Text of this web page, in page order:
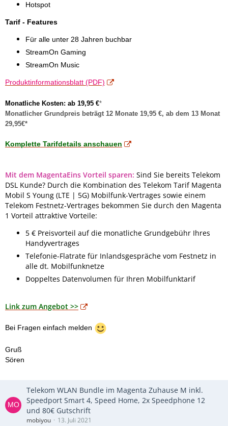
Hotspot
Tarif - Features
Für alle unter 28 Jahren buchbar
StreamOn Gaming
StreamOn Music
Produktinformationsblatt (PDF)
Monatliche Kosten: ab 19,95 €*
Monatlicher Grundpreis beträgt 12 Monate 19,95 €, ab dem 13 Monat
29,95€*
Komplette Tarifdetails anschauen
Mit dem MagentaEins Vorteil sparen: Sind Sie bereits Telekom
DSL Kunde? Durch die Kombination des Telekom Tarif Magenta
Mobil S Young (LTE | 5G) Mobilfunk-Vertrages sowie einem
Telekom Festnetz-Vertrages bekommen Sie durch den Magenta
1 Vorteil attraktive Vorteile:
5 € Preisvorteil auf die monatliche Grundgebühr Ihres
Handyvertrages
Telefonie-Flatrate für Inlandsgespräche vom Festnetz in
alle dt. Mobilfunknetze
Doppeltes Datenvolumen für Ihren Mobilfunktarif
Link zum Angebot >>
Bei Fragen einfach melden
Gruß
Sören
Telekom WLAN Bundle im Magenta Zuhause M inkl.
Speedport Smart 4, Speed Home, 2x Speedphone 12
und 80€ Gutschrift
mobiyou 13. Juli 2021